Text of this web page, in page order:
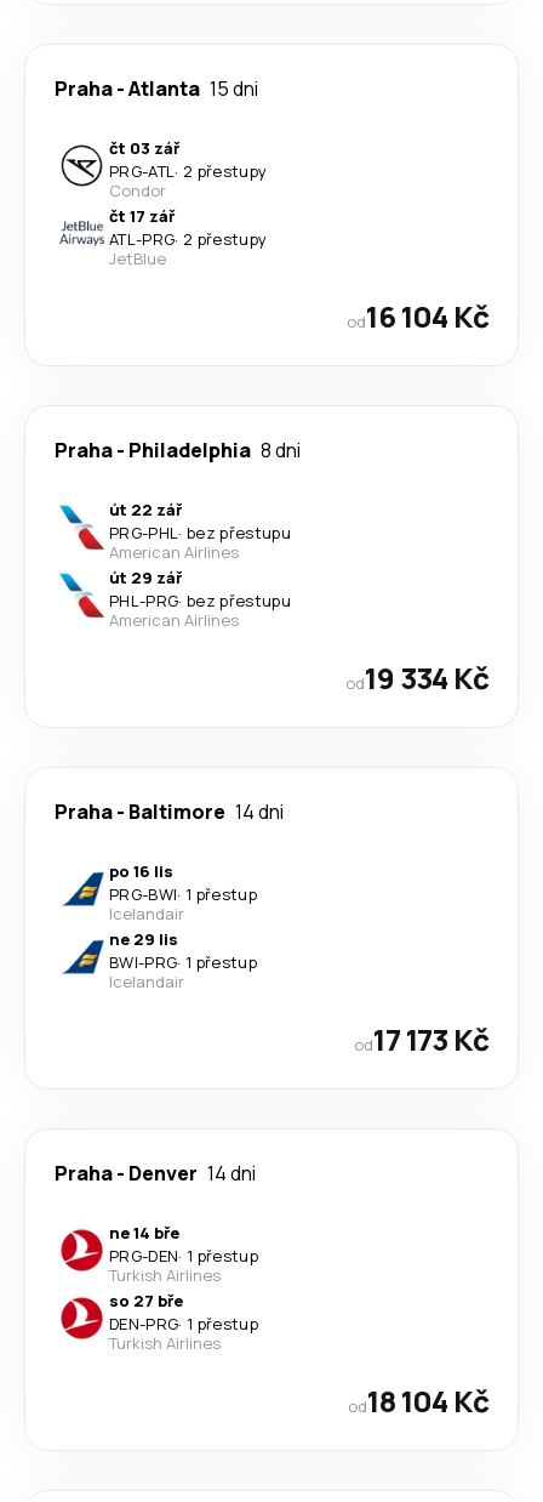
Praha-Atlanta 15 dni
čt 03 zář
PRG-ATL· 2 přestupy
Condor
čt 17 zář
ATL-PRG· 2 přestupy
JetBlue
od16 104 Kč
Praha- Philadelphia 8 dni
út 22 zář
PRG-PHL· bez přestupu
American Airlines
út 29 zář
PHL-PRG· bez přestupu
American Airlines
od19 334 Kč
Praha- Baltimore 14 dni
po 16 lis
PRG-BWI· 1 přestup
Icelandair
ne 29 lis
BWI-PRG· 1 přestup
Icelandair
od17 173 Kč
Praha- Denver 14 dni
ne 14 bře
PRG-DEN· 1 přestup
Turkish Airlines
so 27 bře
DEN-PRG· 1 přestup
Turkish Airlines
od18 104 Kč